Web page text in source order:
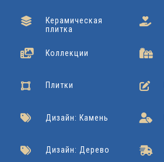
Керамическая
плитка
Коллекции
Плитки
Дизайн: Камень
Дизайн: Дерево